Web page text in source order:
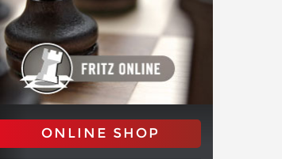
ONLINE SHOP